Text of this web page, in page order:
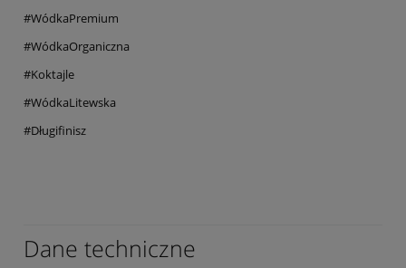
#WódkaPremium
#WódkaOrganiczna
#Koktajle
#WódkaLitewska
#Długifinisz
Dane techniczne